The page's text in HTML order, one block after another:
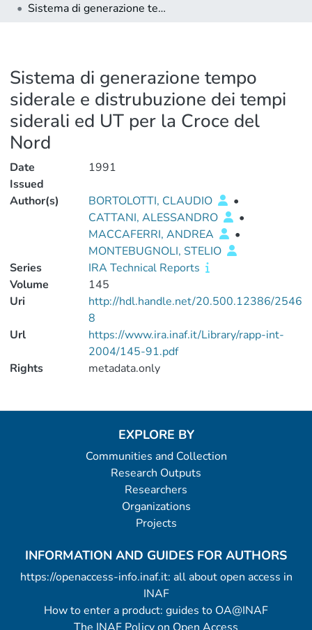
Sistema di generazione tempo siderale e distrubuzione dei tempi siderali ed UT per la Croce del Nord
Sistema di generazione tempo
siderale e distrubuzione dei tempi
siderali ed UT per la Croce del
Nord
Date
Issued
1991
Author(s) BORTOLOTTI, CLAUDIO
•
CATTANI, ALESSANDRO
•
MACCAFERRI, ANDREA
•
MONTEBUGNOLI, STELIO
Series
IRA Technical Reports
Volume
145
Uri
http://hdl.handle.net/20.500.12386/2546
8
Url
https://www.ira.inaf.it/Library/rapp-int-
2004/145-91.pdf
Rights
metadata.only
EXPLORE BY
Communities and Collection
Research Outputs
Researchers
Organizations
Projects
INFORMATION AND GUIDES FOR AUTHORS
https://openaccess-info.inaf.it: all about open access in
INAF
How to enter a product: guides to OA@INAF